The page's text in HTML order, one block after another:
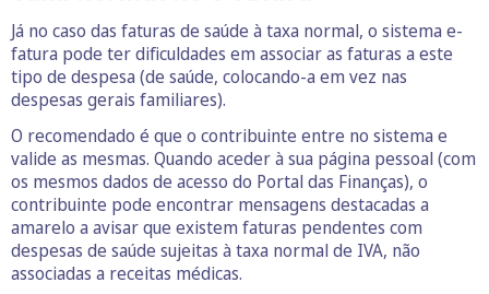
Já no caso das faturas de saúde à taxa normal, o sistema e-
fatura pode ter dificuldades em associar as faturas a este
tipo de despesa (de saúde, colocando-a em vez nas
despesas gerais familiares).
O recomendado é que o contribuinte entre no sistema e
valide as mesmas. Quando aceder à sua página pessoal (com
os mesmos dados de acesso do Portal das Finanças), o
contribuinte pode encontrar mensagens destacadas a
amarelo a avisar que existem faturas pendentes com
despesas de saúde sujeitas à taxa normal de IVA, não
associadas a receitas médicas.